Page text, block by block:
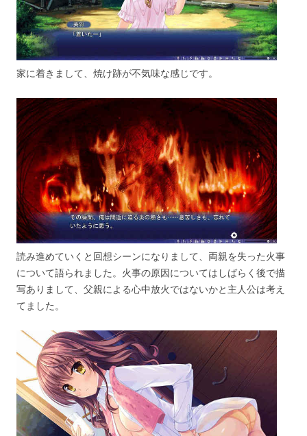
家に着きまして、焼け跡が不気味な感じです。
読み進めていくと回想シーンになりまして、両親を失った火事
について語られました。火事の原因についてはしばらく後で描
写ありまして、父親による心中放火ではないかと主人公は考え
てました。